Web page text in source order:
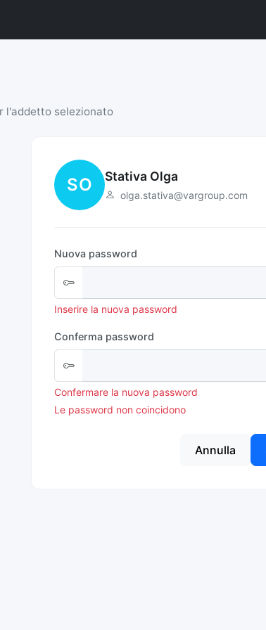
l'addetto selezionato
SO Stativa Olga
olga.stativa@vargroup.com
Nuova password
Inserire la nuova password
Conferma password
Confermare la nuova password
Le password non coincidono
Annulla